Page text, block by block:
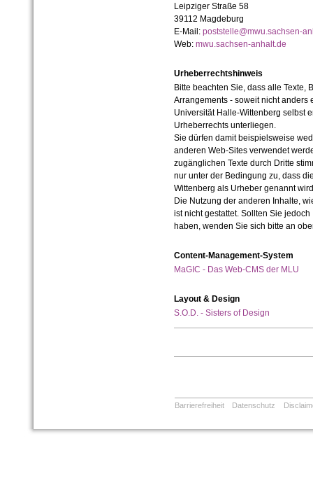
Leipziger Straße 58
39112 Magdeburg
E-Mail: poststelle@mwu.sachsen-
Web: mwu.sachsen-anhalt.de
Urheberrechtshinweis
Bitte beachten Sie, dass alle Texte,
Arrangements - soweit nicht anders
Universität Halle-Wittenberg selbst
Urheberrechts unterliegen.
Sie dürfen damit beispielsweise
anderen Web-Sites verwendet
zugänglichen Texte durch Dritte
nur unter der Bedingung zu, dass
Wittenberg als Urheber genannt
Die Nutzung der anderen Inhalte,
ist nicht gestattet. Sollten Sie
haben, wenden Sie sich bitte an
Content-Management-System
MaGIC - Das Web-CMS der MLU
Layout & Design
S.O.D. - Sisters of Design
Barrierefreiheit Datenschutz